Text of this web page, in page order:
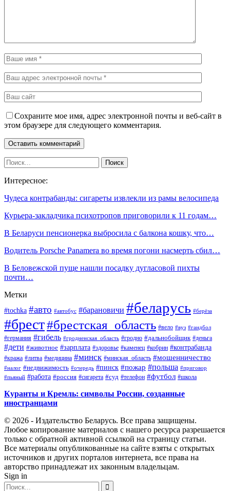
Сохраните мое имя, адрес электронной почты и веб-сайт в
этом браузере для следующего комментария.
Интересное:
Чудеса контрабанды: сигареты извлекли из рамы велосипеда
Курьера-закладчика психотропов приговорили к 11 годам…
В Беларуси пенсионерка выбросила с балкона кошку, что…
Водитель Porsche Panamera во время погони насмерть сбил…
В Беловежской пуще нашли посадку дугласовой пихты
почти…
Метки
#tochka #авто #автобус #барановичи #беларусь #берёза
#брест#брестская_область #вело #вуз #гандбол
#германия #гибель #гродненская_область #гродно #дальнобойщик #деньга
#дети #животное #зарплата #здоровье #каменец #кобрин #контрабанда
#кража #литва #медицина #минск #минская_область #мошенничество
#налог #недвижимость #очередь #пинск #пожар #польша #приговор
#пьяный #работа #россия #сигарета #суд #телефон #футбол #школа
Куранты и Кремль: символы России, созданные
иностранцами
© 2026 - Издательство Беларусь. Все права защищены.
Любое копирование материалов с нашего ресурса разрешается
только с обратной активной ссылкой на страницу статьи.
Все материалы опубликованные на сайте взяты с открытых
источников и других порталов интернета, все права на
авторство принадлежат их законным владельцам.
Sign in